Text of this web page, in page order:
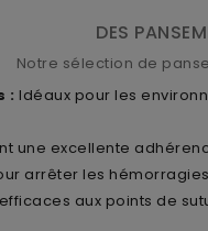
DES
Notre sélection de
: Idéaux pour les
une excellente
arrêter les
aux points de